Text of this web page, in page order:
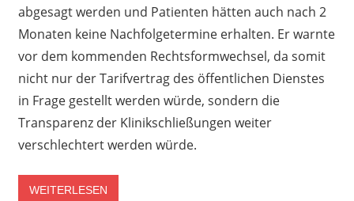
abgesagt werden und Patienten hätten auch nach 2
Monaten keine Nachfolgetermine erhalten. Er warnte
vor dem kommenden Rechtsformwechsel, da somit
nicht nur der Tarifvertrag des öffentlichen Dienstes
in Frage gestellt werden würde, sondern die
Transparenz der Klinikschließungen weiter
verschlechtert werden würde.
WEITERLESEN